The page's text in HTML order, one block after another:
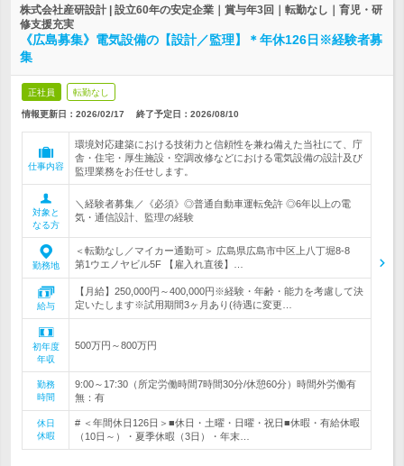
株式会社産研設計 | 設立60年の安定企業｜賞与年3回｜転勤なし｜育児・研
修支援充実
《広島募集》電気設備の【設計／監理】＊年休126日※経験者募
集
正社員 転勤なし
情報更新日：2026/02/17 終了予定日： 2026/08/10
仕事内容
環境対応建築における技術力と信頼性を兼ね備えた当社にて、庁
舎・住宅・厚生施設・空調改修などにおける電気設備の設計及び
監理業務をお任せします。
対象と
なる方
＼経験者募集／《必須》◎普通自動車運転免許 ◎6年以上の電
気・通信設計、監理の経験
勤務地
＜転勤なし／マイカー通勤可＞ 広島県広島市中区上八丁堀8-8
第1ウエノヤビル5F 【雇入れ直後】…
給与
【月給】250,000円～400,000円※経験・年齢・能力を考慮して決
定いたします※試用期間3ヶ月あり(待遇に変更…
初年度
年収
500万円～800万円
勤務
時間
9:00～17:30（所定労働時間7時間30分/休憩60分）時間外労働有
無：有
休日
休暇
# ＜年間休日126日＞■休日・土曜・日曜・祝日■休暇・有給休暇
（10日～）・夏季休暇（3日）・年末…